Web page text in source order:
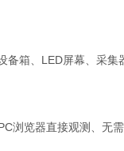
箱、LED屏幕、采集
浏览器直接观测、无需